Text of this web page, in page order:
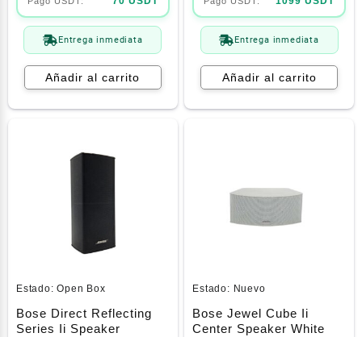
Entrega inmediata
Añadir al carrito
Entrega inmediata
Añadir al carrito
Estado:Open Box
Bose Direct Reflecting
Series Ii Speaker
Estado: Nuevo
Bose Jewel Cube Ii
Center Speaker White